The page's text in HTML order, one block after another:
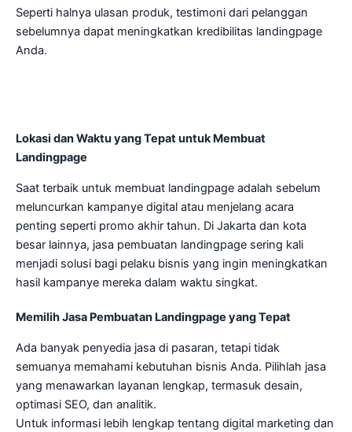
Seperti halnya ulasan produk, testimoni dari pelanggan
sebelumnya dapat meningkatkan kredibilitas landingpage
Anda.
Lokasi dan Waktu yang Tepat untuk Membuat
Landingpage
Saat terbaik untuk membuat landingpage adalah sebelum
meluncurkan kampanye digital atau menjelang acara
penting seperti promo akhir tahun. Di Jakarta dan kota
besar lainnya, jasa pembuatan landingpage sering kali
menjadi solusi bagi pelaku bisnis yang ingin meningkatkan
hasil kampanye mereka dalam waktu singkat.
Memilih Jasa Pembuatan Landingpage yang Tepat
Ada banyak penyedia jasa di pasaran, tetapi tidak
semuanya memahami kebutuhan bisnis Anda. Pilihlah jasa
yang menawarkan layanan lengkap, termasuk desain,
optimasi SEO, dan analitik.
Untuk informasi lebih lengkap tentang digital marketing dan